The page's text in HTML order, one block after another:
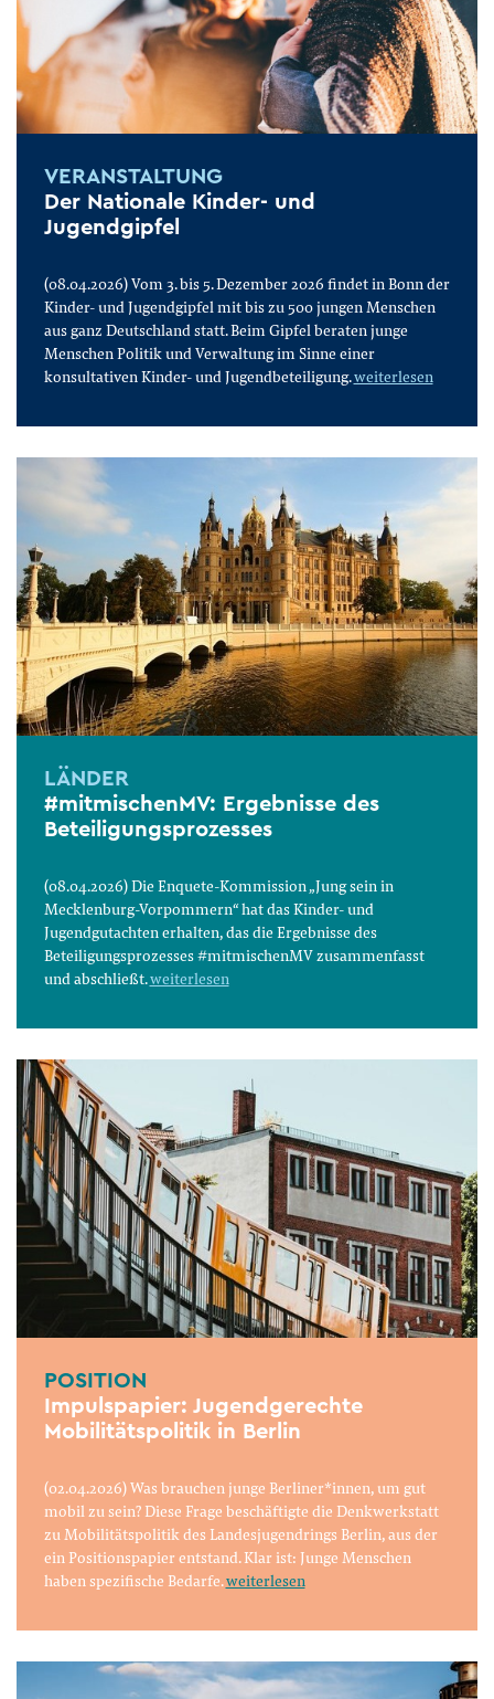
VERANSTALTUNG
Der Nationale Kinder- und
Jugendgipfel
(08.04.2026) Vom 3. bis 5. Dezember 2026 findet in Bonn der
Kinder- und Jugendgipfel mit bis zu 500 jungen Menschen
aus ganz Deutschland statt. Beim Gipfel beraten junge
Menschen Politik und Verwaltung im Sinne einer
konsultativen Kinder- und Jugendbeteiligung.weiterlesen
LÄNDER
#mitmischenMV: Ergebnisse des
Beteiligungsprozesses
(08.04.2026) Die Enquete-Kommission „Jung sein in
Mecklenburg-Vorpommern“ hat das Kinder- und
Jugendgutachten erhalten, das die Ergebnisse des
Beteiligungsprozesses #mitmischenMV zusammenfasst
und abschließt.weiterlesen
POSITION
Impulspapier: Jugendgerechte
Mobilitätspolitik in Berlin
(02.04.2026) Was brauchen junge Berliner*innen, um gut
mobil zu sein? Diese Frage beschäftigte die Denkwerkstatt
zu Mobilitätspolitik des Landesjugendrings Berlin, aus der
ein Positionspapier entstand. Klar ist: Junge Menschen
haben spezifische Bedarfe.weiterlesen